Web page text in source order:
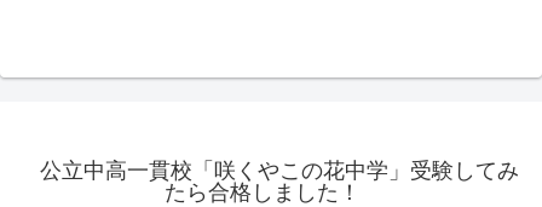
公立中高一貫校「咲くやこの花中学」受験してみ
たら合格しました！